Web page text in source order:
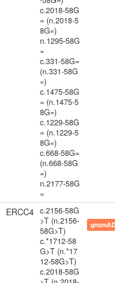
c.2018-58G
= (n.2018-5
8G=)
n.1295-58G
=
c.331-58G=
(n.331-58G
=)
c.1475-58G
= (n.1475-5
8G=)
c.1229-58G
= (n.1229-5
8G=)
c.668-58G=
(n.668-58G
=)
n.2177-58G
=
ERCC4 c.2156-58G
>T (n.2156-
58G>T)
c.*1712-58
G>T (n.*17
12-58G>T)
c.2018-58G